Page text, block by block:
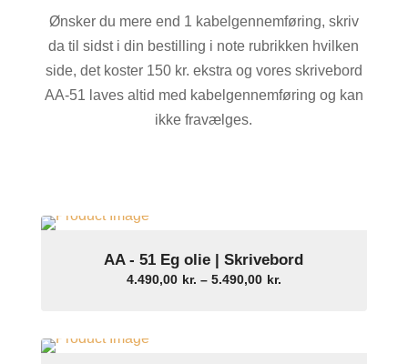
Ønsker du mere end 1 kabelgennemføring, skriv
da til sidst i din bestilling i note rubrikken hvilken
side, det koster 150 kr. ekstra og vores skrivebord
AA-51 laves altid med kabelgennemføring og kan
ikke fravælges.
Select Options
AA - 51 Eg olie | Skrivebord
4.490,00 kr. – 5.490,00 kr.